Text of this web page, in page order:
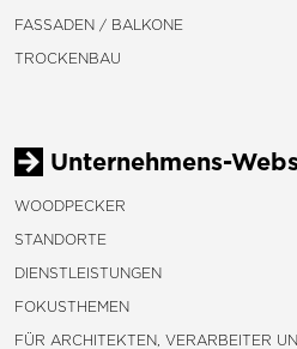
FASSADEN / BALKONE
TROCKENBAU
Unternehmens-
WOODPECKER
STANDORTE
DIENSTLEISTUNGEN
FOKUSTHEMEN
FÜR ARCHITEKTEN, VERARBEITER